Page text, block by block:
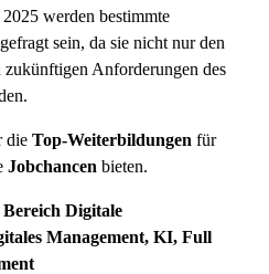
werden bestimmte
sein, da sie nicht nur den
zukünftigen Anforderungen des
dieTop-Weiterbildungen für
Jobchancen bieten.
Digitale
Management, KI, Full